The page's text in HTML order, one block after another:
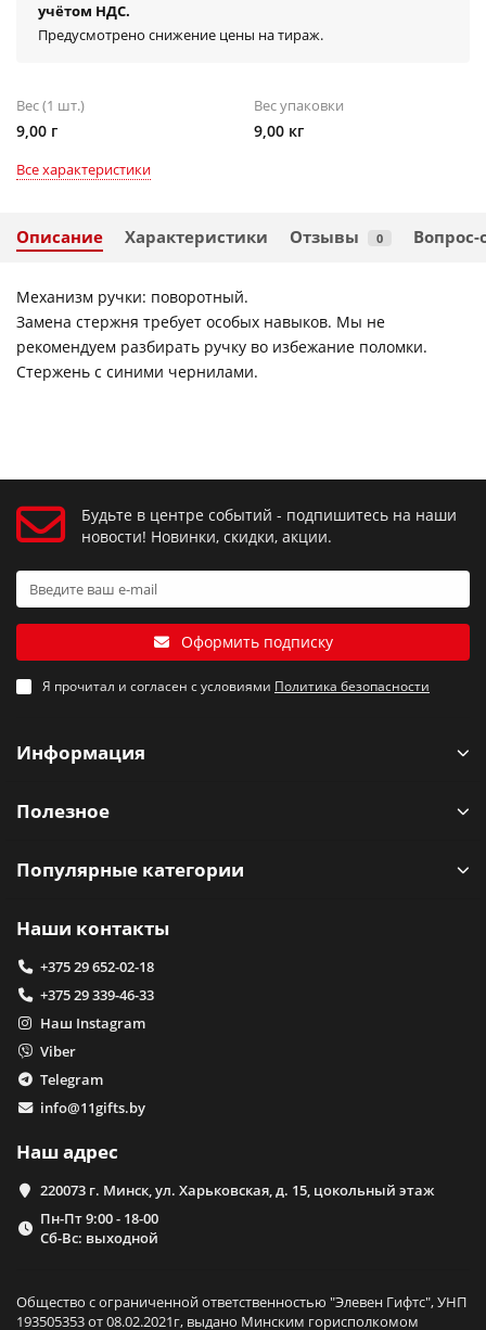
учётом НДС.
Предусмотрено снижение цены на тираж.
Вес (1 шт.)
9,00 г
Вес упаковки
9,00 кг
Все характеристики
Описание Характеристики Отзывы 0 Вопрос-
Механизм ручки: поворотный.
Замена стержня требует особых навыков. Мы не
рекомендуем разбирать ручку во избежание поломки.
Стержень с синими чернилами.
Будьте в центре событий - подпишитесь на наши
новости! Новинки, скидки, акции.
Оформить подписку
Я прочитал и согласен с условиями Политика безопасности
Информация
Полезное
Популярные категории
Наши контакты
+375 29 652-02-18
+375 29 339-46-33
Наш Instagram
Viber
Telegram
info@11gifts.by
Наш адрес
220073 г. Минск, ул. Харьковская, д. 15, цокольный этаж
Пн-Пт 9:00 - 18-00
Сб-Вс: выходной
Общество с ограниченной ответственностью "Элевен Гифтс", УНП
193505353 от 08.02.2021г, выдано Минским горисполкомом